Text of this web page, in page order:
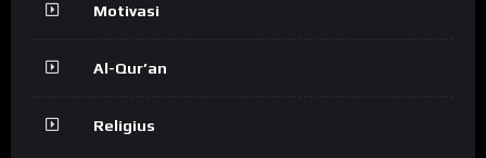
Motivasi
Al-Qur’an
Religius